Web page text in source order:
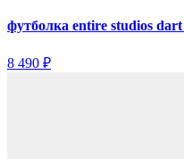
футболка entire studios
8 490 ₽